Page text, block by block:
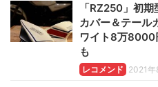
「RZ250」初
カバー＆テール
ワイト8万8000
も
レコメンド 2021年